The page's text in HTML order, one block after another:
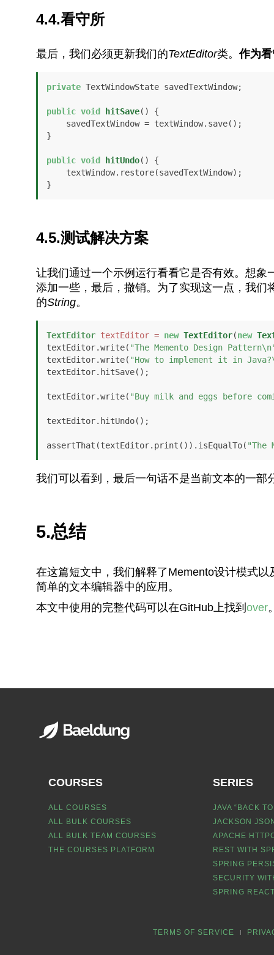
4.4.看守所
最后，我们必须更新我们的TextEditor类。作为
private TextWindowState savedTextWindow;
public void hitSave()
{
}
public void hitUndo()
{
}
4.5.测试解决方案
让我们通过一个示例运行看看它是否有效。想
添加一些，最后，撤销。为了实现这一点，我们
的String。
TextEditor textEditor = new TextEditor(new
textEditor.write( "The Memento Design
textEditor.write( "How to implement it in
textEditor.hitSave();
textEditor.write( "Buy milk and eggs before
textEditor.hitUndo();
assertThat(textEditor.print()).isEqualTo( "The
我们可以看到，最后一句话不是当前文本的一
5.总结
在这篇短文中，我们解释了Memento设计模式
简单的文本编辑器中的应用。
本文中使用的完整代码可以在GitHub上找到 over
COURSES
ALL COURSES
ALL BULK COURSES
ALL BULK TEAM COURSES
THE COURSES PLATFORM
SERIES
JAVA “BACK
JACKSON
APACHE
REST WITH
SPRING
SECURITY
SPRING
TERMS OF SERVICE